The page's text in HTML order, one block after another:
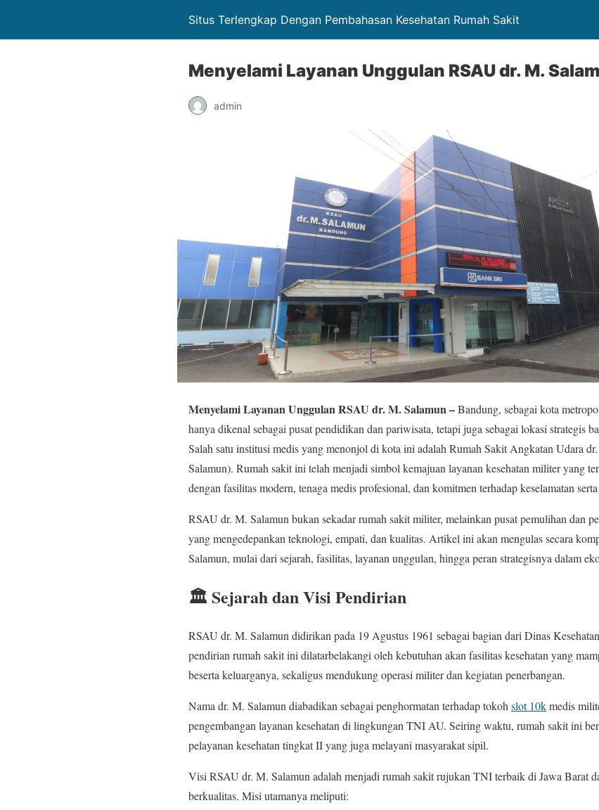
Situs Terlengkap Dengan Pembahasan Kesehatan Rumah Sakit
Menyelami Layanan Unggulan RSAU dr. M.
admin
Menyelami Layanan Unggulan RSAU dr. M. Salamun –Bandung, sebagai kota
hanya dikenal sebagai pusat pendidikan dan pariwisata, tetapi juga sebagai lokasi strategis
Salah satu institusi medis yang menonjol di kota ini adalah Rumah Sakit Angkatan Udara
Salamun). Rumah sakit ini telah menjadi simbol kemajuan layanan kesehatan militer yang
dengan fasilitas modern, tenaga medis profesional, dan komitmen terhadap keselamatan
RSAU dr. M. Salamun bukan sekadar rumah sakit militer, melainkan pusat pemulihan dan
yang mengedepankan teknologi, empati, dan kualitas. Artikel ini akan mengulas secara
Salamun, mulai dari sejarah, fasilitas, layanan unggulan, hingga peran strategisnya dalam
🏛️ Sejarah dan Visi Pendirian
RSAU dr. M. Salamun didirikan pada 19 Agustus 1961 sebagai bagian dari Dinas
pendirian rumah sakit ini dilatarbelakangi oleh kebutuhan akan fasilitas kesehatan yang
beserta keluarganya, sekaligus mendukung operasi militer dan kegiatan penerbangan.
Nama dr. M. Salamun diabadikan sebagai penghormatan terhadap tokoh slot 10kmedis
pengembangan layanan kesehatan di lingkungan TNI AU. Seiring waktu, rumah sakit ini
pelayanan kesehatan tingkat II yang juga melayani masyarakat sipil.
Visi RSAU dr. M. Salamun adalah menjadi rumah sakit rujukan TNI terbaik di Jawa Barat
berkualitas. Misi utamanya meliputi: